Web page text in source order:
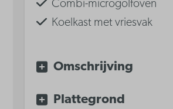
Combi-microgolfoven
Koelkast met vriesvak
Keramische kookplaat
Omschrijving
Plattegrond